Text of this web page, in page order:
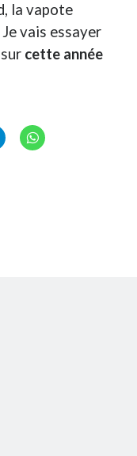
la vapote
vais essayer
cette année